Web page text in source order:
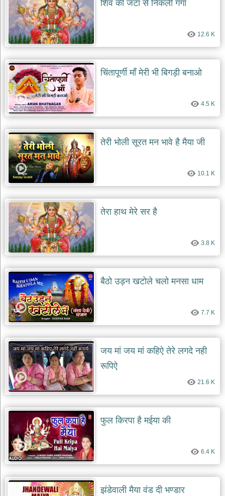
देश
भक्ति
भजन
patriotic
खाटू
श्याम
भजन
khatu
shaym
bhajans
रानी
सती
दादी
भजन
rani
sati
dadi
बावा
लाल
दयाल
भजन
bawa
lal
bhajans
शनि
देव
भजन
shani
dev
आज
का
भजन
bhajan
of
the
day
भजन
जोड़ें
add
bhajans
शिव की जटा से निकली गंगा
12.6 K
चिंतापूर्णी माँ मेरी भी बिगड़ी बनाओ
4.5 K
तेरी भोली सूरत मन भावे है मैया जी
10.1 K
तेरा हाथ मेरे सर है
3.8 K
बैठो उड़न खटोले चलो मनसा धाम
7.7 K
जय मां जय मां कहिऐ तेरे लगदे नही
रूपिऐ
21.6 K
फुल किरपा है मईया की
6.4 K
झंडेवाली मैया वंड दी भण्डार